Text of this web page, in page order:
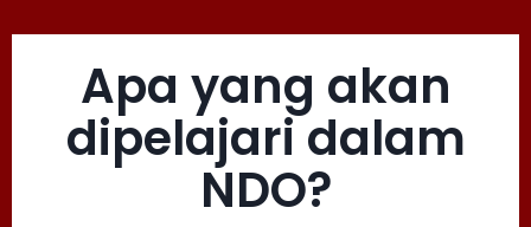
Apa yang akan
dipelajari dalam
NDO?